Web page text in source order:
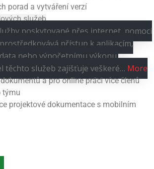
porad a vytváření verzí
služeb
poskytované přes internet, pomocí
přístup k aplikacím,
nebo výpočetnímu výkonu.
těchto služeb zajišťuje veškeré… More
a pro online práci více členů
týmu
projektové dokumentace s mobilním